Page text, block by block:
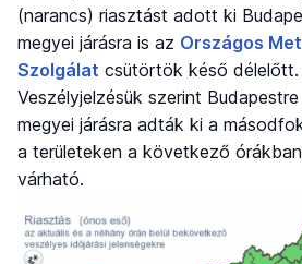
(narancs) riasztást adott ki
megyei járásra is az Országos
Szolgálat csütörtök késő délelőtt.
Veszélyjelzésük szerint
megyei járásra adták ki a
a területeken a következő
várható.